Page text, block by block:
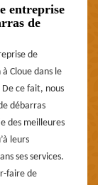
entreprise
de
de
Cloue dans le
ce fait, nous
débarras
des meilleures
leurs
ses services.
faire de